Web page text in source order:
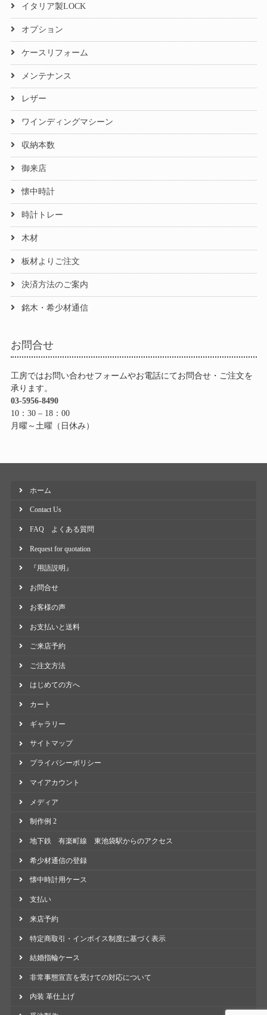
イタリア製LOCK
オプション
ケースリフォーム
メンテナンス
レザー
ワインディングマシーン
収納本数
御来店
懐中時計
時計トレー
木材
板材よりご注文
決済方法のご案内
銘木・希少材通信
お問合せ
工房ではお問い合わせフォームやお電話にてお問合せ・ご注文を
承ります。
03-5956-8490
10：30 – 18：00
月曜～土曜（日休み）
ホーム
Contact Us
FAQ よくある質問
Request for quotation
『用語説明』
お問合せ
お客様の声
お支払いと送料
ご来店予約
ご注文方法
はじめての方へ
カート
ギャラリー
サイトマップ
プライバシーポリシー
マイアカウント
メディア
制作例 2
地下鉄 有楽町線 東池袋駅からのアクセス
希少材通信の登録
懐中時計用ケース
支払い
来店予約
特定商取引・インボイス制度に基づく表示
結婚指輪ケース
非常事態宣言を受けての対応について
内装 革仕上げ